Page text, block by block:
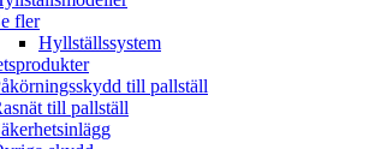
fler
Hyllställssystem
till pallställ
till pallställ